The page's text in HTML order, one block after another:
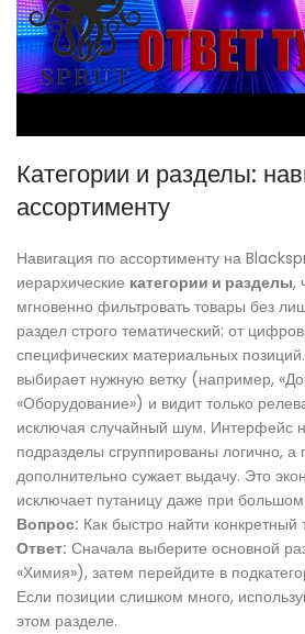
Категории и разделы:
ассортименту
Навигация по ассортименту на
иерархические категории и разделы,
мгновенно фильтровать товары без
раздел строго тематический: от
специфических материальных
выбирает нужную ветку (например,
«Оборудование») и видит только
исключая случайный шум. Интерфейс
подразделы сгруппированы логично, а
дополнительно сужает выдачу. Это
исключает путаницу даже при
Вопрос: Как быстро найти конкретный
Ответ: Сначала выберите основной
«Химия»), затем перейдите в
Если позиции слишком много,
этом разделе.